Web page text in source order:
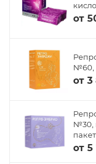
от
№60,
от 3
№30,
от 5